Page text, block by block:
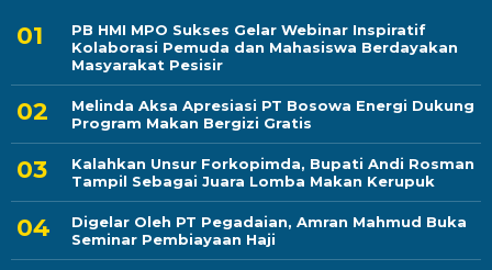
PB HMI MPO Sukses Gelar Webinar Inspiratif
Kolaborasi Pemuda dan Mahasiswa Berdayakan
Masyarakat Pesisir
Melinda Aksa Apresiasi PT Bosowa Energi Dukung
Program Makan Bergizi Gratis
Kalahkan Unsur Forkopimda, Bupati Andi Rosman
Tampil Sebagai Juara Lomba Makan Kerupuk
Digelar Oleh PT Pegadaian, Amran Mahmud Buka
Seminar Pembiayaan Haji